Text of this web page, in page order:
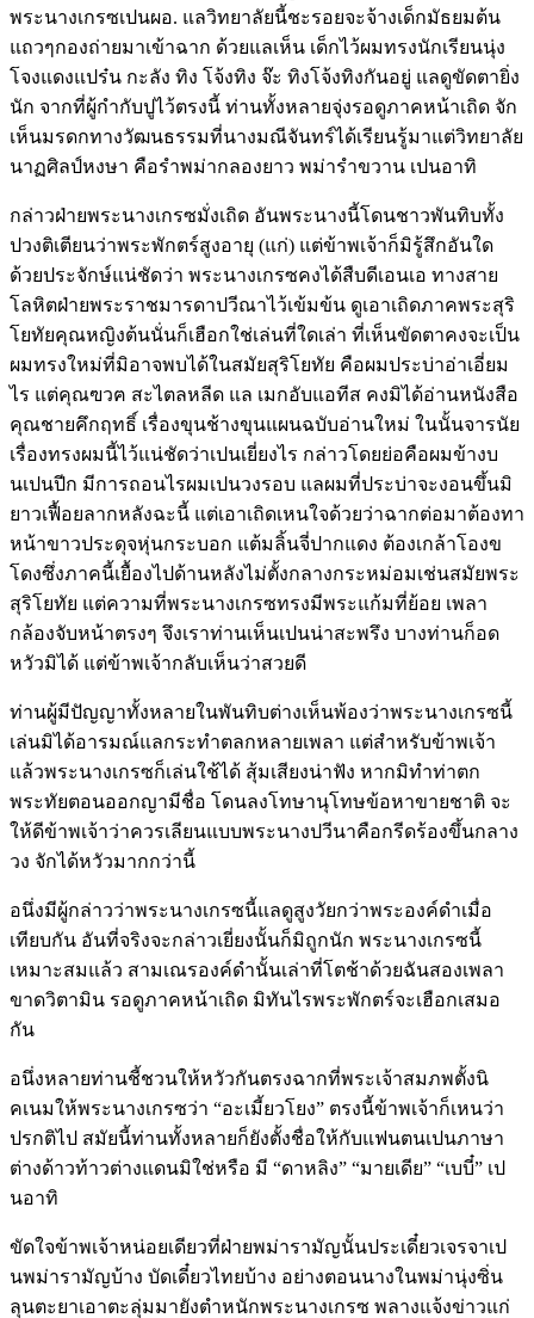
พระนางเกรซเปนผอ. แลวิทยาลัยนี้ชะรอยจะจ้างเด็กมัธยมต้น
แถวๆกองถ่ายมาเข้าฉาก ด้วยแลเห็น เด็กไว้ผมทรงนักเรียนนุ่ง
โจงแดงแปร๋น กะลัง ทิง โจ้งทิง จ๊ะ ทิงโจ้งทิงกันอยู่ แลดูขัดตายิ่ง
นัก จากที่ผู้กำกับปูไว้ตรงนี้ ท่านทั้งหลายจุ่งรอดูภาคหน้าเถิด จัก
เห็นมรดกทางวัฒนธรรมที่นางมณีจันทร์ได้เรียนรู้มาแต่วิทยาลัย
นาฏศิลป์หงษา คือรำพม่ากลองยาว พม่ารำขวาน เปนอาทิ
กล่าวฝ่ายพระนางเกรซมั่งเถิด อันพระนางนี้โดนชาวพันทิบทั้ง
ปวงติเตียนว่าพระพักตร์สูงอายุ (แก่) แต่ข้าพเจ้าก็มิรู้สึกอันใด
ด้วยประจักษ์แน่ชัดว่า พระนางเกรซคงได้สืบดีเอนเอ ทางสาย
โลหิตฝ่ายพระราชมารดาปวีณาไว้เข้มข้น ดูเอาเถิดภาคพระสุริ
โยทัยคุณหญิงต้นนั่นก็เฮือกใช่เล่นที่ใดเล่า ที่เห็นขัดตาคงจะเป็น
ผมทรงใหม่ที่มิอาจพบได้ในสมัยสุริโยทัย คือผมประบ่าอ่าเอี่ยม
ไร แต่คุณฃวฅ สะไตลหลีด แล เมกอับแอทีส คงมิได้อ่านหนังสือ
คุณชายคึกฤทธิ์ เรื่องขุนช้างขุนแผนฉบับอ่านใหม่ ในนั้นจารนัย
เรื่องทรงผมนี้ไว้แน่ชัดว่าเปนเยี่ยงไร กล่าวโดยย่อคือผมข้างบ
นเปนปีก มีการถอนไรผมเปนวงรอบ แลผมที่ประบ่าจะงอนขึ้นมิ
ยาวเฟื้อยลากหลังฉะนี้ แต่เอาเถิดเหนใจด้วยว่าฉากต่อมาต้องทา
หน้าขาวประดุจหุ่นกระบอก แต้มลิ้นจี่ปากแดง ต้องเกล้าโองข
โดงซึ่งภาคนี้เยื้องไปด้านหลังไม่ตั้งกลางกระหม่อมเช่นสมัยพระ
สุริโยทัย แต่ความที่พระนางเกรซทรงมีพระแก้มที่ย้อย เพลา
กล้องจับหน้าตรงๆ จึงเราท่านเห็นเปนน่าสะพรึง บางท่านก็อด
หวัวมิได้ แต่ข้าพเจ้ากลับเห็นว่าสวยดี
ท่านผู้มีปัญญาทั้งหลายในพันทิบต่างเห็นพ้องว่าพระนางเกรซนี้
เล่นมิได้อารมณ์แลกระทำตลกหลายเพลา แต่สำหรับข้าพเจ้า
แล้วพระนางเกรซก็เล่นใช้ได้ สุ้มเสียงน่าฟัง หากมิทำท่าตก
พระทัยตอนออกญามีชื่อ โดนลงโทษานุโทษข้อหาขายชาติ จะ
ให้ดีข้าพเจ้าว่าควรเลียนแบบพระนางปวีนาคือกรีดร้องขึ้นกลาง
วง จักได้หวัวมากกว่านี้
อนึ่งมีผู้กล่าวว่าพระนางเกรซนี้แลดูสูงวัยกว่าพระองค์ดำเมื่อ
เทียบกัน อันที่จริงจะกล่าวเยี่ยงนั้นก็มิถูกนัก พระนางเกรซนี้
เหมาะสมแล้ว สามเณรองค์ดำนั้นเล่าที่โตช้าด้วยฉันสองเพลา
ขาดวิตามิน รอดูภาคหน้าเถิด มิทันไรพระพักตร์จะเฮือกเสมอ
กัน
อนึ่งหลายท่านชี้ชวนให้หวัวกันตรงฉากที่พระเจ้าสมภพตั้งนิ
คเนมให้พระนางเกรซว่า “อะเมี้ยวโยง” ตรงนี้ข้าพเจ้าก็เหนว่า
ปรกติไป สมัยนี้ท่านทั้งหลายก็ยังตั้งชื่อให้กับแฟนตนเปนภาษา
ต่างด้าวท้าวต่างแดนมิใช่หรือ มี “ดาหลิง” “มายเดีย” “เบบี๋” เป
นอาทิ
ขัดใจข้าพเจ้าหน่อยเดียวที่ฝ่ายพม่ารามัญนั้นประเดี๋ยวเจรจาเป
นพม่ารามัญบ้าง บัดเดี๋ยวไทยบ้าง อย่างตอนนางในพม่านุ่งซิ่น
ลุนตะยาเอาตะลุ่มมายังตำหนักพระนางเกรซ พลางแจ้งข่าวแก่